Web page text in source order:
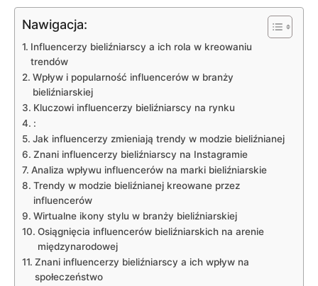
Nawigacja:
Influencerzy bieliźniarscy a ich rola w kreowaniu
⁤trendów
Wpływ i popularność influencerów w branży
bieliźniarskiej
Kluczowi influencerzy⁣ bieliźniarscy ⁣na rynku
:
Jak influencerzy zmieniają trendy w modzie bieliźnianej
Znani influencerzy bieliźniarscy na ⁣Instagramie
Analiza‍ wpływu influencerów na marki bieliźniarskie
Trendy w ⁢modzie bieliźnianej ⁢kreowane przez
influencerów
Wirtualne ikony⁣ stylu w branży bieliźniarskiej
Osiągnięcia influencerów bieliźniarskich na‍ arenie
‌międzynarodowej
Znani influencerzy‌ bieliźniarscy ⁣a‍ ich wpływ na
społeczeństwo